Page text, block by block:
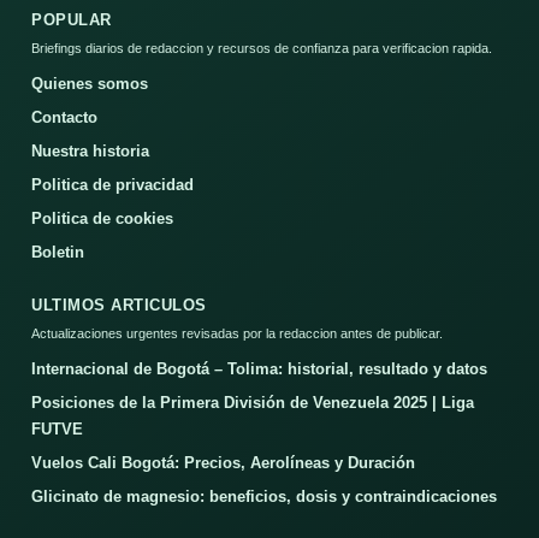
POPULAR
Briefings diarios de redaccion y recursos de confianza para verificacion rapida.
Quienes somos
Contacto
Nuestra historia
Politica de privacidad
Politica de cookies
Boletin
ULTIMOS ARTICULOS
Actualizaciones urgentes revisadas por la redaccion antes de publicar.
Internacional de Bogotá – Tolima: historial, resultado y datos
Posiciones de la Primera División de Venezuela 2025 | Liga
FUTVE
Vuelos Cali Bogotá: Precios, Aerolíneas y Duración
Glicinato de magnesio: beneficios, dosis y contraindicaciones